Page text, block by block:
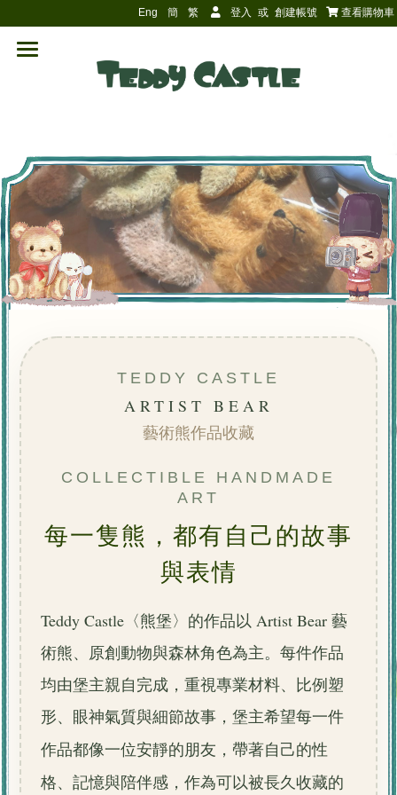
查看購物車
登入 或 創建帳號
Eng 簡 繁
TEDDY CASTLE
ARTIST BEAR
藝術熊作品收藏
COLLECTIBLE HANDMADE
ART
每一隻熊，都有自己的故事
與表情
Teddy Castle〈熊堡〉的作品以 Artist Bear 藝
術熊、原創動物與森林角色為主。每件作品
均由堡主親自完成，重視專業材料、比例塑
形、眼神氣質與細節故事，堡主希望每一件
作品都像一位安靜的朋友，帶著自己的性
格、記憶與陪伴感，作為可以被長久收藏的